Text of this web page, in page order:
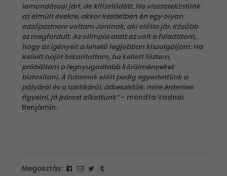
lemondással járt, de kifizetődött. Ha visszatekintünk
az elmúlt évekre, akkor kezdetben én egy olyan
edzőpartnere voltam Joninak, aki előtte jár. Később
ez megfordult. Az olimpia alatt az volt a feladatom,
hogy az igényeit a lehető legjobban kiszolgáljam. Ha
kellett hajót takarítottam, ha kellett főztem,
próbáltam a legnyugodtabb körülményeket
biztosítani. A futamok előtt pedig egyeztettünk a
pályáról és a taktikáról, átbeszéltük, mire érdemes
figyelni, jó párost alkottunk”– mondta Vadnai
Benjámin.
Megosztás: